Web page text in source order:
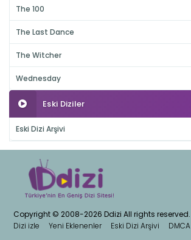
The 100
The Last Dance
The Witcher
Wednesday
Eski Diziler
Eski Dizi Arşivi
Copyright © 2008-2026 Ddizi All rights reserved.
Dizi izle
Yeni Eklenenler Eski Dizi Arşivi DMCA